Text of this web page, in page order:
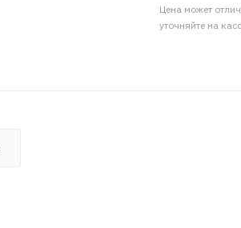
Цена может
уточняйте на